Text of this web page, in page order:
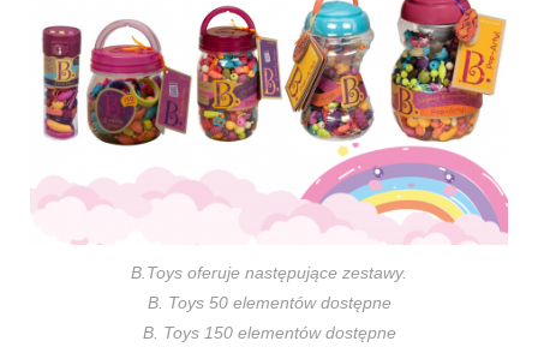
B.Toys oferuje następujące zestawy.
B. Toys 50 elementów dostępne
B. Toys 150 elementów dostępne